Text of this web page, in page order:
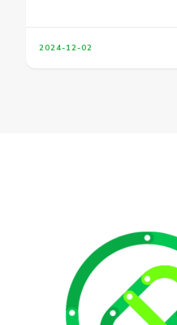
2024-12-02